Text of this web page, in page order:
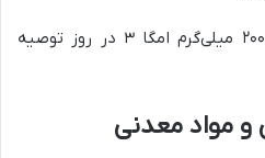
نحوه مصرف: مصرف ۱۰۰۰ تا ۲۰۰۰ میلی‌گرم امگا ۳ در روز توصیه